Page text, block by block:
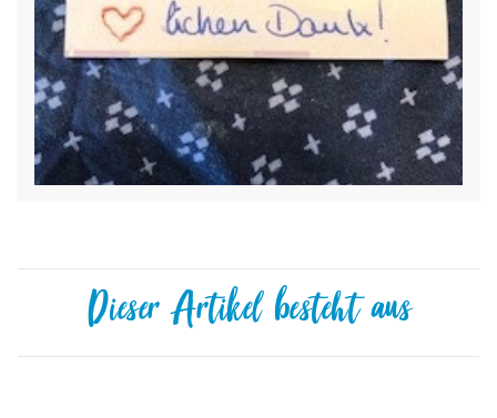
Dieser Artikel besteht aus